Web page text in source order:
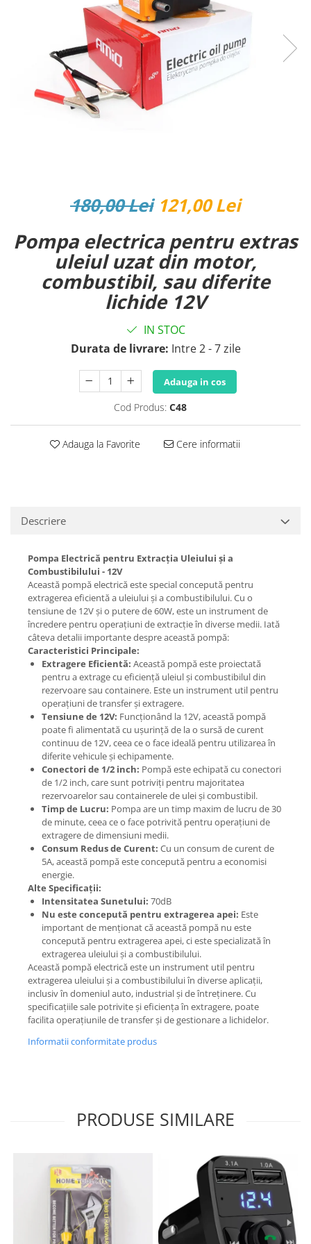
Reparatii si Renovare
180,00 Lei 121,00 Lei
Pompa electrica pentru extras
uleiul uzat din motor,
combustibil, sau diferite
lichide 12V
IN STOC
Durata de livrare: Intre 2 - 7 zile
Adauga in cos
Cod Produs: C48
Adauga la Favorite Cere informatii
Descriere
Pompa Electrică pentru Extracția Uleiului și a
Combustibilului - 12V
Această pompă electrică este special concepută pentru
extragerea eficientă a uleiului și a combustibilului. Cu o
tensiune de 12V și o putere de 60W, este un instrument de
încredere pentru operațiuni de extracție în diverse medii. Iată
câteva detalii importante despre această pompă:
Caracteristici Principale:
Extragere Eficientă: Această pompă este proiectată
pentru a extrage cu eficiență uleiul și combustibilul din
rezervoare sau containere. Este un instrument util pentru
operațiuni de transfer și extragere.
Tensiune de 12V: Funcționând la 12V, această pompă
poate fi alimentată cu ușurință de la o sursă de curent
continuu de 12V, ceea ce o face ideală pentru utilizarea în
diferite vehicule și echipamente.
Conectori de 1/2 inch: Pompă este echipată cu conectori
de 1/2 inch, care sunt potriviți pentru majoritatea
rezervoarelor sau containerele de ulei și combustibil.
Timp de Lucru: Pompa are un timp maxim de lucru de 30
de minute, ceea ce o face potrivită pentru operațiuni de
extragere de dimensiuni medii.
Consum Redus de Curent: Cu un consum de curent de
5A, această pompă este concepută pentru a economisi
energie.
Alte Specificații:
Intensitatea Sunetului: 70dB
Nu este concepută pentru extragerea apei: Este
important de menționat că această pompă nu este
concepută pentru extragerea apei, ci este specializată în
extragerea uleiului și a combustibilului.
Această pompă electrică este un instrument util pentru
extragerea uleiului și a combustibilului în diverse aplicații,
inclusiv în domeniul auto, industrial și de întreținere. Cu
specificațiile sale potrivite și eficiența în extragere, poate
facilita operațiunile de transfer și de gestionare a lichidelor.
Informatii conformitate produs
PRODUSE SIMILARE